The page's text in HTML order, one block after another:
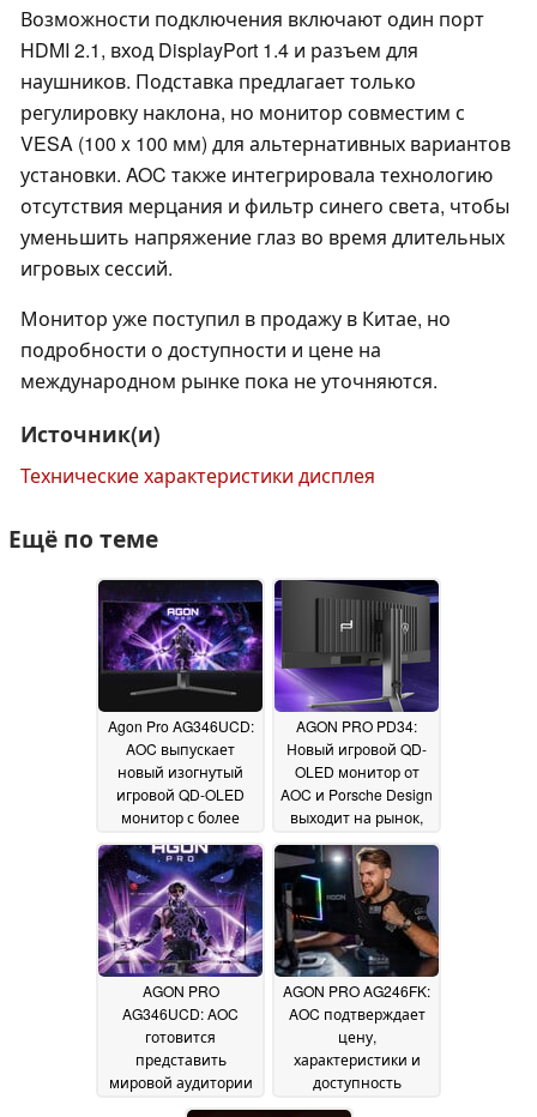
Возможности подключения включают один порт
HDMI 2.1, вход DisplayPort 1.4 и разъем для
наушников. Подставка предлагает только
регулировку наклона, но монитор совместим с
VESA (100 x 100 мм) для альтернативных вариантов
установки. AOC также интегрировала технологию
отсутствия мерцания и фильтр синего света, чтобы
уменьшить напряжение глаз во время длительных
игровых сессий.
Монитор уже поступил в продажу в Китае, но
подробности о доступности и цене на
международном рынке пока не уточняются.
Источник(и)
Технические характеристики дисплея
Ещё по теме
Agon Pro AG346UCD:
AOC выпускает
новый изогнутый
игровой QD-OLED
монитор с более
низкой, чем
ожидалось, ценой на
старте продаж24
October 2024
AGON PRO PD34:
Новый игровой QD-
OLED монитор от
AOC и Porsche Design
выходит на рынок,
вдохновленный
дизайном Porsche
91121 September 2024
AGON PRO
AG346UCD: AOC
готовится
представить
мировой аудитории
новый изогнутый
AGON PRO AG246FK:
AOC подтверждает
цену,
характеристики и
доступность
сверхбыстрого